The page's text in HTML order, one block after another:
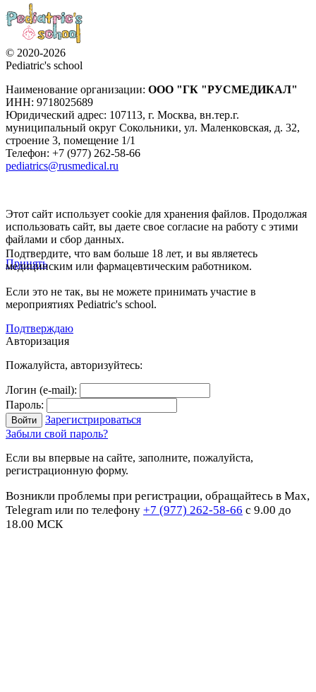
© 2020-2026
Pediatric's school
Наименование организации: ООО "ГК "РУСМЕДИКАЛ"
ИНН: 9718025689
Юридический адрес: 107113, г. Москва, вн.тер.г.
муниципальный округ Сокольники, ул. Маленковская, д. 32,
строение 3, помещение 1/1
Телефон: +7 (977) 262-58-66
pediatrics@rusmedical.ru
Этот сайт использует cookie для хранения файлов. Продолжая
использовать сайт, вы даете свое согласие на работу с этими
файлами и сбор данных.
Принять
Подтвердите, что вам больше 18 лет, и вы являетесь
медицинским или фармацевтическим работником.
Если это не так, вы не можете принимать участие в
мероприятиях Pediatric's school.
Подтверждаю
Авторизация
Пожалуйста, авторизуйтесь:
Логин (e-mail):
Пароль:
Зарегистрироваться
Забыли свой пароль?
Если вы впервые на сайте, заполните, пожалуйста,
регистрационную форму.
Возникли проблемы при регистрации, обращайтесь в Max,
Telegram или по телефону +7 (977) 262-58-66 с 9.00 до
18.00 МСК